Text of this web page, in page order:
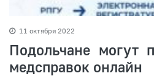
11 октября 2022
Подольчане могут
медсправок онлайн